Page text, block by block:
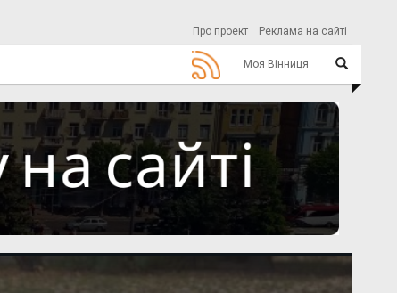
Про проект Реклама на сайті
Моя Вінниця